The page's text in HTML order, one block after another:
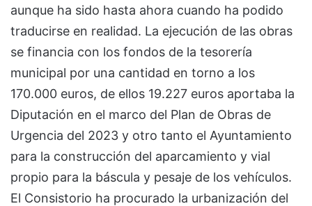
aunque ha sido hasta ahora cuando ha podido
traducirse en realidad. La ejecución de las obras
se financia con los fondos de la tesorería
municipal por una cantidad en torno a los
170.000 euros, de ellos 19.227 euros aportaba la
Diputación en el marco del Plan de Obras de
Urgencia del 2023 y otro tanto el Ayuntamiento
para la construcción del aparcamiento y vial
propio para la báscula y pesaje de los vehículos.
El Consistorio ha procurado la urbanización del